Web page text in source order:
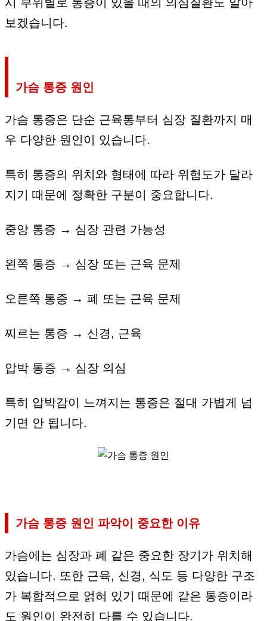
보겠습니다.
가슴 통증 원인
가슴 통증은 단순 근육통부터 심장 질환까지 매
우 다양한 원인이 있습니다.
특히 통증의 위치와 형태에 따라 위험도가 달라
지기 때문에 정확한 구분이 중요합니다.
중앙 통증 → 심장 관련 가능성
왼쪽 통증 → 심장 또는 근육 문제
오른쪽 통증 → 폐 또는 근육 문제
찌르는 통증 → 신경, 근육
압박 통증 → 심장 의심
특히 압박감이 느껴지는 통증은 절대 가볍게 넘
기면 안 됩니다.
가슴 통증 원인 파악이 중요한 이유
가슴에는 심장과 폐 같은 중요한 장기가 위치해
있습니다. 또한 근육, 신경, 식도 등 다양한 구조
가 복합적으로 얽혀 있기 때문에 같은 통증이라
도 원인이 완전히 다를 수 있습니다.